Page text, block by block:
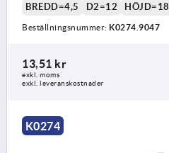
BREDD=4,5
D2=12 HÖJD=18
Beställningsnummer: K0274.9047
13,51 kr
exkl. moms
exkl. leveranskostnader
K0274